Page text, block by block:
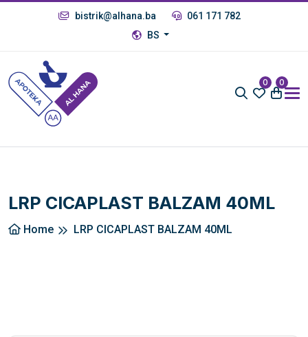
bistrik@alhana.ba
061 171 782
BS
0 0
LRP CICAPLAST BALZAM 40ML
Home LRP CICAPLAST BALZAM 40ML